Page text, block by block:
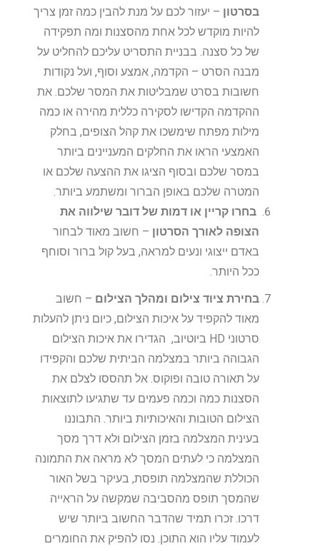
בסרטון – יעזור לכם על מנת להבין כמה זמן צריך
להיות מוקדש לכל אחת מהסצנות ומה תפקידה
של כל סצנה. בבניית התסריט עליכם להחליט על
מבנה הסרט – הקדמה, אמצע וסוף, ועל נקודות
חשובות בסרט שמבליטות את המסר שלכם. את
ההקדמה הקדישו לסקירה כללית מהירה או כמה
מילות מפתח שימשכו את קהל הצופים, בחלק
האמצעי הראו את החלקים המעניינים ביותר
במסר שלכם ובסוף הציגו את ההצעה שלכם או
המטרה שלכם באופן הברור ומשתמע ביותר.
בחרו קריין או דמות של דובר שילווה את
הצופה לאורך הסרטון – חשוב מאוד לבחור
באדם ייצוגי ונעים למראה, בעל קול ברור וסוחף
ככל היותר.
בחירת ציוד צילום ומהלך הצילום – חשוב
מאוד להקפיד על איכות הצילום, כיום ניתן להעלות
סרטוני HD ביוטיוב, הגדירו את איכות הצילום
הגבוהה ביותר במצלמה הביתית שלכם והקפידו
על תאורה טובה ופוקוס. אל תהססו לצלם את
הסצנות כמה וכמה פעמים עד שתגיעו לתוצאות
הצילום הטובות והאיכותיות ביותר. התבוננו
בעינית המצלמה בזמן הצילום ולא דרך מסך
המצלמה כי לעתים המסך לא מראה את התמונה
הכוללת שהמצלמה תופסת, בעיקר בשל האור
שהמסך תופס מהסביבה שמקשה על הראייה
דרכו. זכרו תמיד שהדבר החשוב ביותר שיש
לעמוד עליו הוא התוכן. נסו להפיק את החומרים